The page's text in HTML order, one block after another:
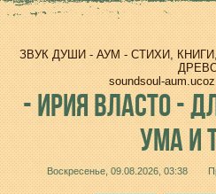
ЗВУК ДУШИ - АУМ - СТИХИ,
soundsoul-
-ИРИЯ ВЛАСТО -
УМА И
Воскресенье, 09.08.2026, 03:38